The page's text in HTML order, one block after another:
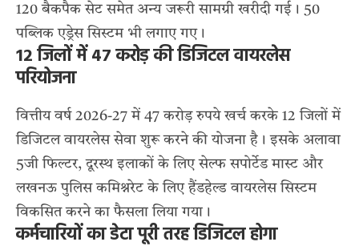
120 बैकपैक सेट समेत अन्य जरूरी सामग्री खरीदी गई। 50
पब्लिक एड्रेस सिस्टम भी लगाए गए।
12 जिलों में 47 करोड़ की डिजिटल वायरलेस
परियोजना
वित्तीय वर्ष 2026-27 में 47 करोड़ रुपये खर्च करके 12 जिलों में
डिजिटल वायरलेस सेवा शुरू करने की योजना है। इसके अलावा
5जी फिल्टर, दूरस्थ इलाकों के लिए सेल्फ सपोर्टेड मास्ट और
लखनऊ पुलिस कमिश्नरेट के लिए हैंडहेल्ड वायरलेस सिस्टम
विकसित करने का फैसला लिया गया।
कर्मचारियों का डेटा पूरी तरह डिजिटल होगा